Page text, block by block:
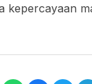
kepercayaan